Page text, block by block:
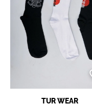
TUR WEAR